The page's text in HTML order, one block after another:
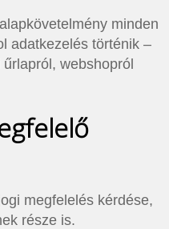
minden
adatkezelés történik –
webshopról
megfelelés kérdése,
része is.